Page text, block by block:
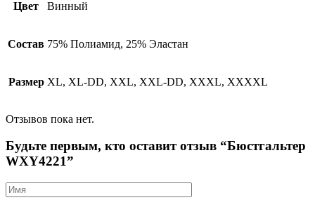
Цвет Винный
Состав 75% Полиамид, 25% Эластан
Размер XL, XL-DD, XXL, XXL-DD, XXXL, XXXXL
Отзывов пока нет.
Будьте первым, кто оставит отзыв “Бюстгальтер
WXY4221”